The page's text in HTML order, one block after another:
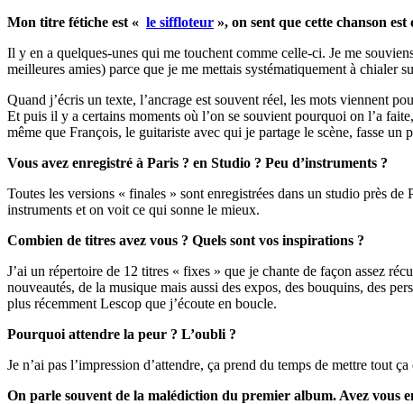
Mon titre fétiche est « le siffloteur », on sent que cette chanson
Il y en a quelques-unes qui me touchent comme celle-ci. Je me
meilleures amies) parce que je me mettais systématiquement à chialer
Quand j’écris un texte, l’ancrage est souvent réel, les mots viennent
Et puis il y a certains moments où l’on se souvient pourquoi on l’a
même que François, le guitariste avec qui je partage le scène, fasse
Vous avez enregistré à Paris ? en Studio ? Peu d’instruments ?
Toutes les versions « finales » sont enregistrées dans un studio près
instruments et on voit ce qui sonne le mieux.
Combien de titres avez vous ? Quels sont vos inspirations ?
J’ai un répertoire de 12 titres « fixes » que je chante de façon assez
nouveautés, de la musique mais aussi des expos, des bouquins, des
plus récemment Lescop que j’écoute en boucle.
Pourquoi attendre la peur ? L’oubli ?
Je n’ai pas l’impression d’attendre, ça prend du temps de mettre tout ça
On parle souvent de la malédiction du premier album. Avez vous